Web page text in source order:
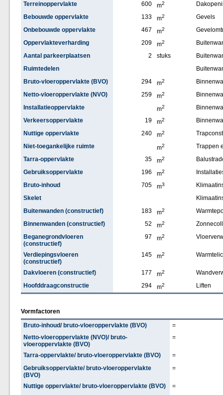
Terreinoppervlakte
600 m2
Bebouwde oppervlakte
133 m2
Gevels
Onbebouwde oppervlakte
467 m2
Oppervlakteverharding
209 m2
Aantal parkeerplaatsen
2 stuks
Ruimtedelen
Bruto-vloeroppervlakte (BVO)
294 m2
Netto-vloeroppervlakte (NVO)
259 m2
Installatieoppervlakte
m2
Verkeersoppervlakte
19 m2
Nuttige oppervlakte
240 m2
Niet-toegankelijke ruimte
m2
Trappen
Tarra-oppervlakte
35 m2
Gebruiksoppervlakte
196 m2
Bruto-inhoud
705 m3
Skelet
Buitenwanden (constructief)
183 m2
Binnenwanden (constructief)
52 m2
Beganegrondvloeren
(constructief)
97 m2
Verdiepingsvloeren
(constructief)
145 m2
Dakvloeren (constructief) 177 m2
Hoofddraagconstructie
294 m2 Liften
Vormfactoren
Bruto-inhoud/ bruto-vloeroppervlakte (BVO)
=
Netto-vloeroppervlakte (NVO)/ bruto-
vloeroppervlakte (BVO)
=
Tarra-oppervlakte/ bruto-vloeroppervlakte (BVO)
=
Gebruiksoppervlakte/ bruto-vloeroppervlakte
(BVO)
=
Nuttige oppervlakte/ bruto-vloeroppervlakte (BVO)
=